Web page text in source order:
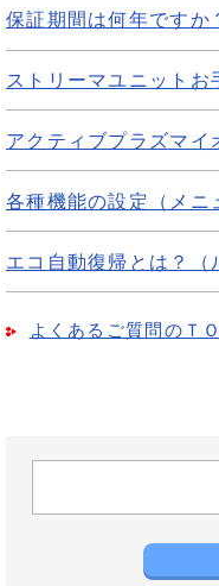
保証期間は何年ですか
ストリーマユニットお
アクティブプラズマイ
各種機能の設定（メニ
エコ自動復帰とは？（
よくあるご質問のＴ